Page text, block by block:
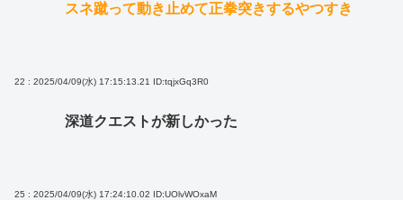
スネ蹴って動き止めて正拳突きするやつすき
22 : 2025/04/09(水) 17:15:13.21 ID:tqjxGq3R0
深道クエストが新しかった
25 : 2025/04/09(水) 17:24:10.02 ID:UOlvWOxaM